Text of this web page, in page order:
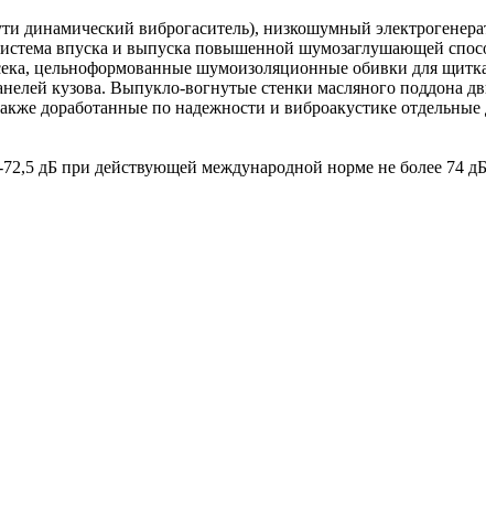
динамический виброгаситель), низкошумный
впуска и выпуска повышенной шумозаглушающей
цельноформованные шумоизоляционные обивки для
кузова. Выпукло-вогнутые стенки масляного поддона
доработанные по надежности и виброакустике
дБ при действующей международной норме не более 74 дБ